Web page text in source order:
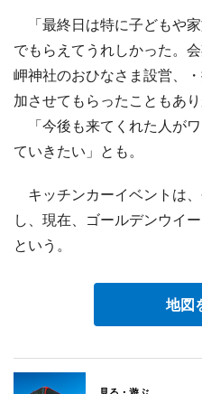
「最終日は特に子どもや
でもらえてうれしかった。
岬神社のおひなさま設営、
加させてもらったこともあ
「今後も来てくれた人が
ていきたい」とも。
キッチンカーイベントは
し、現在、ゴールデンウイ
という。
地図